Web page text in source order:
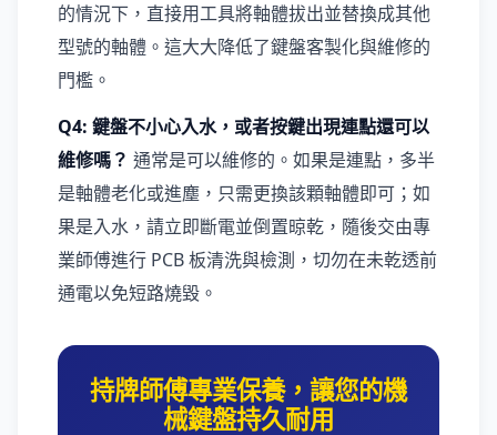
的情況下，直接用工具將軸體拔出並替換成其他
型號的軸體。這大大降低了鍵盤客製化與維修的
門檻。
Q4: 鍵盤不小心入水，或者按鍵出現連點還可以
維修嗎？ 通常是可以維修的。如果是連點，多半
是軸體老化或進塵，只需更換該顆軸體即可；如
果是入水，請立即斷電並倒置晾乾，隨後交由專
業師傅進行 PCB 板清洗與檢測，切勿在未乾透前
通電以免短路燒毀。
持牌師傅專業保養，讓您的機
械鍵盤持久耐用